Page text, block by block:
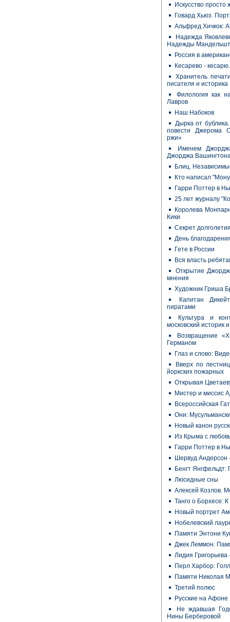
Искусство просто
Говард Хьюз.
Альфред Хичкок:
Надежда
Надежды
Россия в
Кесарево -
Хранитель
писателя и
Филология как
Лавров
Наш Набоков
Дырка от
повести Джерома
ржи»
Именем
Джорджа
Блиц.
Кто написал
Гарри Поттер в
25 лет журналу
Королева
Кики
Секрет
День
Гете в России
Вся власть
Открытие
мнения
Художник Гриша
Капитан
пиратами
Культура и
московский историк
Возвращение
Германом
Глаз и слово:
Вверх по
йоркских пожарных
Открывая
Мистер и миссис
Всероссийская
Они:
Новый канон
Из Крыма с
Гарри Поттер в
Шервуд Андерсон
Бенгт Янгфельдт:
Люсидные сны
Алексей Козлов.
Танго о Борхесе:
Новый портрет
Нобелевский
Памяти Энтони
Джек Леммон.
Лидия Григорьева
Перл Харбор:
Памяти Николая
Третий полюс
Русские на Афоне
Не ждавшая
Нины Берберовой